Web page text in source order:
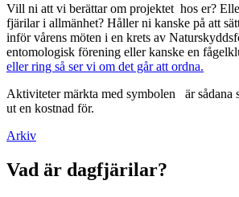
Vill ni att vi berättar om projektet hos er?
fjärilar i allmänhet? Håller ni kanske på att
inför vårens möten i en krets av
entomologisk förening eller kanske en
eller ring så ser vi om det går att ordna.
Aktiviteter märkta med symbolen
är sådana
ut en kostnad för.
Arkiv
Vad är dagfjärilar?